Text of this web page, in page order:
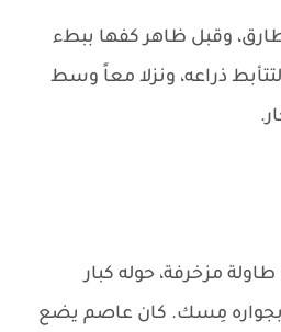
وقبل ظاهر كفها ببطء
ذراعه، ونزلا معاً وسط
مزخرفة، حوله كبار
مِسك. كان عاصم يضع